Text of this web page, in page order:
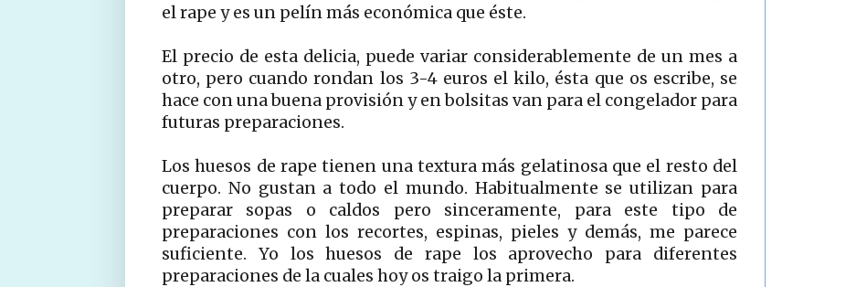
el rape y es un pelín más económica que éste.
El precio de esta delicia, puede variar considerablemente de un mes a
otro, pero cuando rondan los 3-4 euros el kilo, ésta que os escribe, se
hace con una buena provisión y en bolsitas van para el congelador para
futuras preparaciones.
Los huesos de rape tienen una textura más gelatinosa que el resto del
cuerpo. No gustan a todo el mundo. Habitualmente se utilizan para
preparar sopas o caldos pero sinceramente, para este tipo de
preparaciones con los recortes, espinas, pieles y demás, me parece
suficiente. Yo los huesos de rape los aprovecho para diferentes
preparaciones de la cuales hoy os traigo la primera.